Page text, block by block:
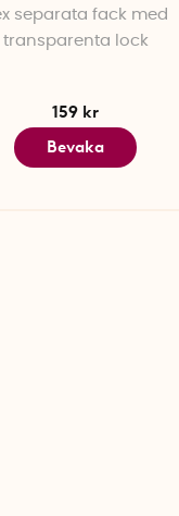
separata fack med
transparenta lock
159 kr
Bevaka